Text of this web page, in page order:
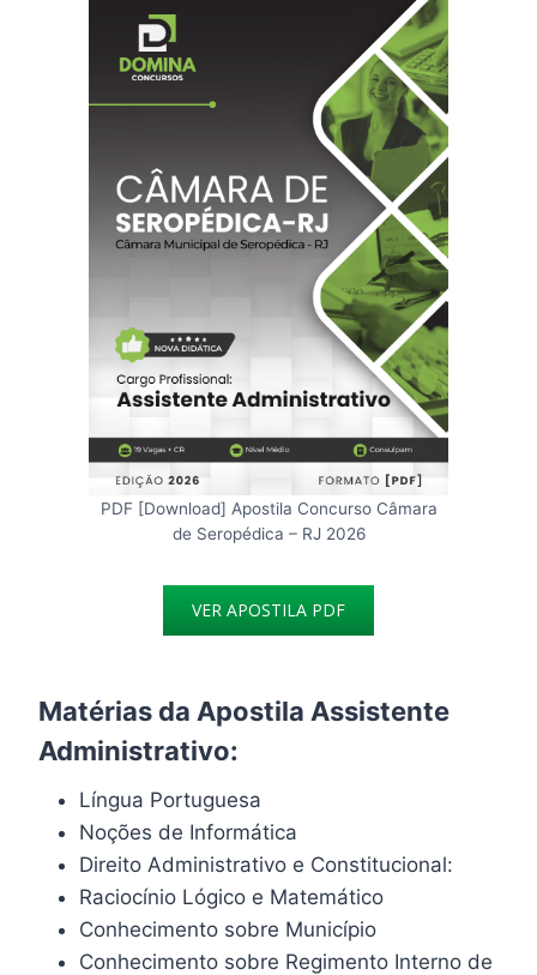
PDF [Download] Apostila Concurso Câmara
de Seropédica – RJ 2026
VER APOSTILA PDF
Matérias da Apostila Assistente
Administrativo:
Língua Portuguesa
Noções de Informática
Direito Administrativo e Constitucional:
Raciocínio Lógico e Matemático
Conhecimento sobre Município
Conhecimento sobre Regimento Interno de